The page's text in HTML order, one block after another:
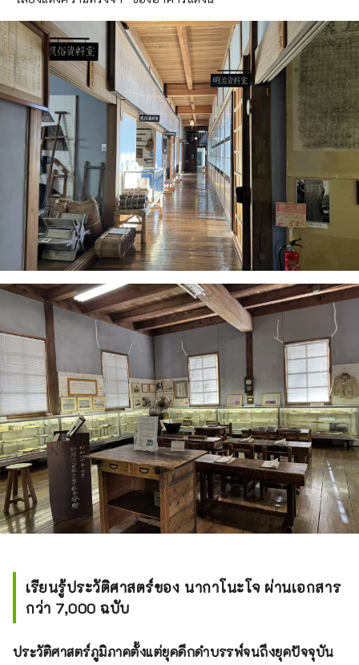
เรียนรู้ประวัติศาสตร์ของ นากาโนะโจ ผ่านเอกสาร
กว่า 7,000 ฉบับ
ประวัติศาสตร์ภูมิภาคตั้งแต่ยุคดึกดำบรรพ์จนถึงยุคปัจจุบัน